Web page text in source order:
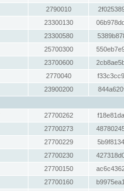
2790010
23300130
23300580
25700300
23700600
2770040
23900200
27700262
27700273
27700229
27700230
27700150
27700160